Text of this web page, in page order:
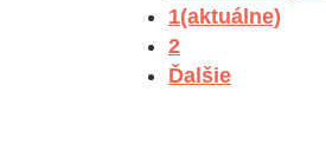
1(aktuálne)
2
Ďalšie